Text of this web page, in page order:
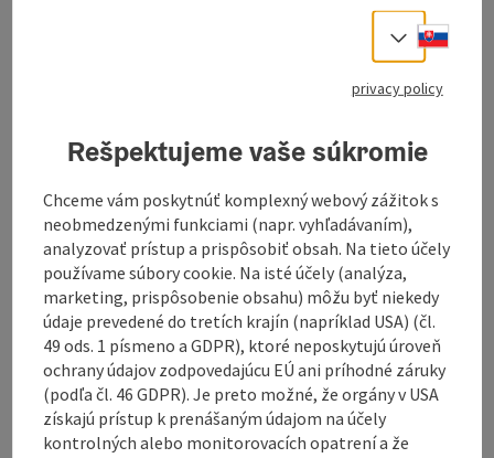
only available digitally. There is no
theGPS filefrom this website and use it
conveniently on your navigation device or
smartphone.
Cross-border road bike tour from Schöneben to
Bavaria.
This varied circular tour starts and ends in Ulrichsberg
Select
privacy policy
Rešpektujeme vaše súkromie
Chceme vám poskytnúť komplexný webový zážitok s
neobmedzenými funkciami (napr. vyhľadávaním),
analyzovať prístup a prispôsobiť obsah. Na tieto účely
používame súbory cookie. Na isté účely (analýza,
marketing, prispôsobenie obsahu) môžu byť niekedy
údaje prevedené do tretích krajín (napríklad USA) (čl.
49 ods. 1 písmeno a GDPR), ktoré neposkytujú úroveň
ochrany údajov zodpovedajúcu EÚ ani príhodné záruky
(podľa čl. 46 GDPR). Je preto možné, že orgány v USA
získajú prístup k prenášaným údajom na účely
kontrolných alebo monitorovacích opatrení a že